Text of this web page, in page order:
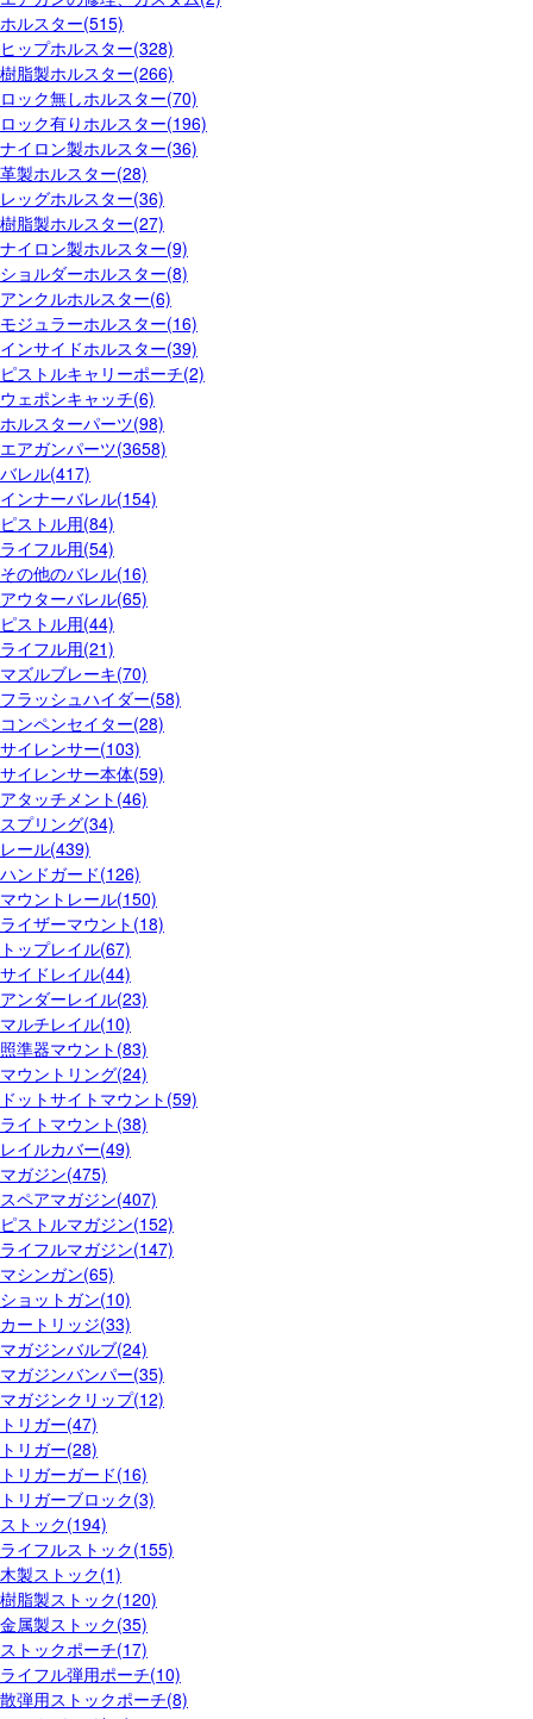
ホルスター(515)
ヒップホルスター(328)
樹脂製ホルスター(266)
ロック無しホルスター(70)
ロック有りホルスター(196)
ナイロン製ホルスター(36)
革製ホルスター(28)
レッグホルスター(36)
樹脂製ホルスター(27)
ナイロン製ホルスター(9)
ショルダーホルスター(8)
アンクルホルスター(6)
モジュラーホルスター(16)
インサイドホルスター(39)
ピストルキャリーポーチ(2)
ウェポンキャッチ(6)
ホルスターパーツ(98)
エアガンパーツ(3658)
バレル(417)
インナーバレル(154)
ピストル用(84)
ライフル用(54)
その他のバレル(16)
アウターバレル(65)
ピストル用(44)
ライフル用(21)
マズルブレーキ(70)
フラッシュハイダー(58)
コンペンセイター(28)
サイレンサー(103)
サイレンサー本体(59)
アタッチメント(46)
スプリング(34)
レール(439)
ハンドガード(126)
マウントレール(150)
ライザーマウント(18)
トップレイル(67)
サイドレイル(44)
アンダーレイル(23)
マルチレイル(10)
照準器マウント(83)
マウントリング(24)
ドットサイトマウント(59)
ライトマウント(38)
レイルカバー(49)
マガジン(475)
スペアマガジン(407)
ピストルマガジン(152)
ライフルマガジン(147)
マシンガン(65)
ショットガン(10)
カートリッジ(33)
マガジンバルブ(24)
マガジンバンパー(35)
マガジンクリップ(12)
トリガー(47)
トリガー(28)
トリガーガード(16)
トリガーブロック(3)
ストック(194)
ライフルストック(155)
木製ストック(1)
樹脂製ストック(120)
金属製ストック(35)
ストックポーチ(17)
ライフル弾用ポーチ(10)
散弾用ストックポーチ(8)